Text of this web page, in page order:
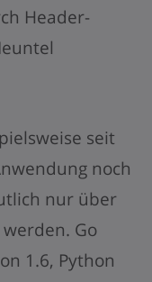
Header-
seit
noch
nur über
Go
1.6, Python